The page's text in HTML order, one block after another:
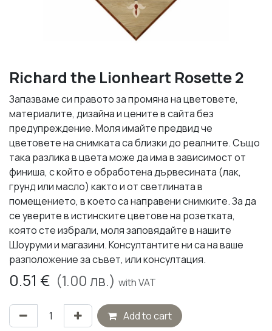
Richard the Lionheart Rosette 2
Запазваме си правото за промяна на цветовете,
материалите, дизайна и цените в сайта без
предупреждение. Моля имайте предвид че
цветовете на снимката са близки до реалните. Също
така разлика в цвета може да има в зависимост от
финиша, с който е обработена дървесината (лак,
грунд или масло) както и от светлината в
помещението, в което са направени снимките. За да
се уверите в истинските цветове на розетката,
която сте избрали, моля заповядайте в нашите
Шоуруми и магазини. Консултантите ни са на ваше
разположение за съвет, или консултация.
0.51 € (1.00лв.) with VAT
Add to cart